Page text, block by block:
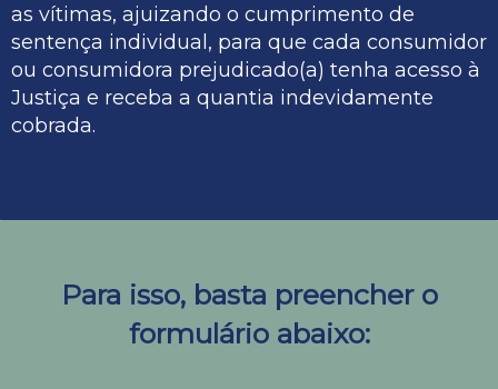
as vítimas, ajuizando o cumprimento de
sentença individual, para que cada consumidor
ou consumidora prejudicado(a) tenha acesso à
Justiça e receba a quantia indevidamente
cobrada.
Para isso, basta preencher o
formulário abaixo: